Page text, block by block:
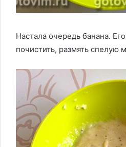
Настала очередь банана.
почистить, размять спелую